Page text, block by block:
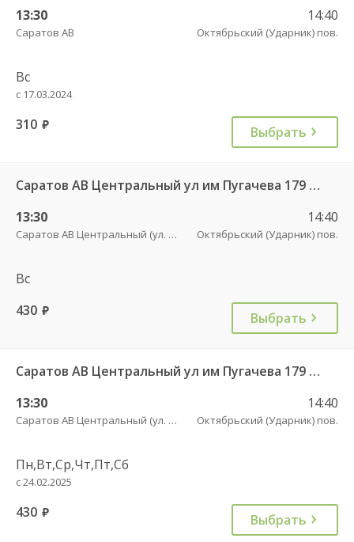
13:30
Саратов АВ
14:40
Октябрьский (Ударник) пов.
Вс
с 17.03.2024
310 руб. Выбрать
Саратов АВ Центральный ул им Пугачева 179 А — Балашов (Привокзальная площадь 7) 603-1
13:30
Саратов АВ Центральный (ул. им. Пугачева, 179 А)
14:40
Октябрьский (Ударник) пов.
Вс
430 руб. Выбрать
Саратов АВ Центральный ул им Пугачева 179 А — Романовка рп (ул Советская 116)
13:30
Саратов АВ Центральный (ул. им. Пугачева, 179 А)
14:40
Октябрьский (Ударник) пов.
Пн,Вт,Ср,Чт,Пт,Сб
с 24.02.2025
430 руб. Выбрать